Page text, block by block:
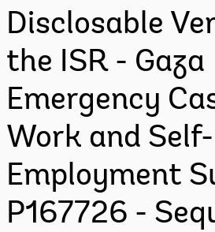
Disclosable
the ISR - Gaza
Emergency
Work and Self-
Employment
P167726 -